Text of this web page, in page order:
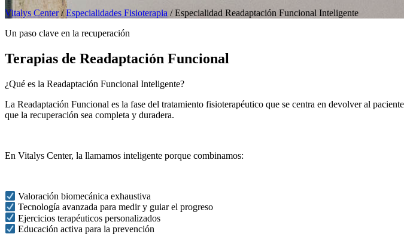
Vitalys Center / Especialidades Fisioterapia /Especialidad Readaptación Funcional Inteligente
Un paso clave en la recuperación
Terapias de Readaptación Funcional
¿Qué es la Readaptación Funcional Inteligente?
La Readaptación Funcional es la fase del tratamiento fisioterapéutico que se centra en devolver al
que la recuperación sea completa y duradera.
En Vitalys Center, la llamamos inteligente porque combinamos:
Valoración biomecánica exhaustiva
Tecnología avanzada para medir y guiar el progreso
Ejercicios terapéuticos personalizados
Educación activa para la prevención